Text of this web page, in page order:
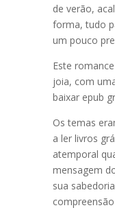
de verão,
forma, tudo
um pouco
Este
joia, com
baixar epub
Os temas
a ler livros
atemporal
mensagem
sua